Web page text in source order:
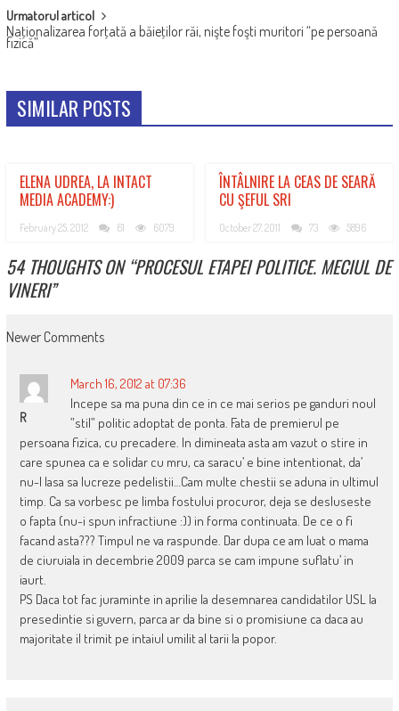
Urmatorul articol
Naţionalizarea forţată a băieţilor răi, nişte foşti muritori “pe persoană
fizică”
SIMILAR POSTS
ELENA UDREA, LA INTACT
MEDIA ACADEMY:)
February 25, 2012 61 6079
ÎNTÂLNIRE LA CEAS DE SEARĂ
CU ŞEFUL SRI
October 27, 2011 73 5896
54 THOUGHTS ON “PROCESUL ETAPEI POLITICE. MECIUL DE
VINERI”
COMMENT
NAVIGATION
Newer Comments
R
March 16, 2012 at 07:36
Incepe sa ma puna din ce in ce mai serios pe ganduri noul
”stil” politic adoptat de ponta. Fata de premierul pe
persoana fizica, cu precadere. In dimineata asta am vazut o stire in
care spunea ca e solidar cu mru, ca saracu’ e bine intentionat, da’
nu-l lasa sa lucreze pedelistii…Cam multe chestii se aduna in ultimul
timp. Ca sa vorbesc pe limba fostului procuror, deja se desluseste
o fapta (nu-i spun infractiune :)) in forma continuata. De ce o fi
facand asta??? Timpul ne va raspunde. Dar dupa ce am luat o mama
de ciuruiala in decembrie 2009 parca se cam impune suflatu’ in
iaurt.
PS Daca tot fac juraminte in aprilie la desemnarea candidatilor USL la
presedintie si guvern, parca ar da bine si o promisiune ca daca au
majoritate il trimit pe intaiul umilit al tarii la popor.